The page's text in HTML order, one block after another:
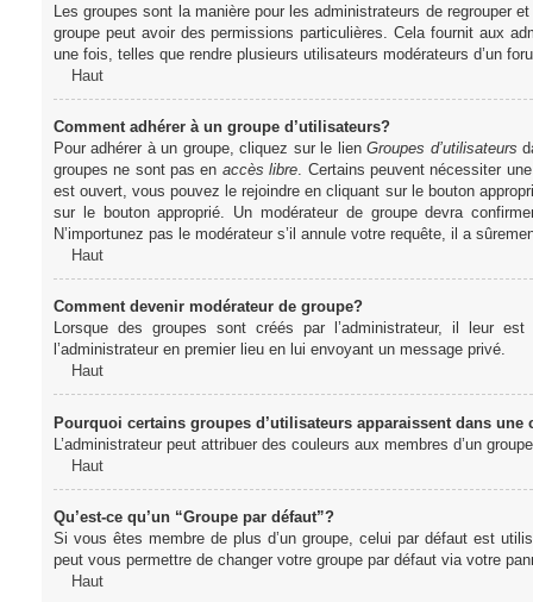
Les groupes sont la manière pour les administrateurs de regrouper
groupe peut avoir des permissions particulières. Cela fournit aux
une fois, telles que rendre plusieurs utilisateurs modérateurs d’un
Haut
Comment adhérer à un groupe d’utilisateurs?
Pour adhérer à un groupe, cliquez sur le lienGroupes d’utilisateurs
groupes ne sont pas en accès libre. Certains peuvent nécessiter
est ouvert, vous pouvez le rejoindre en cliquant sur le bouton
sur le bouton approprié. Un modérateur de groupe devra
N’importunez pas le modérateur s’il annule votre requête, il a
Haut
Comment devenir modérateur de groupe?
Lorsque des groupes sont créés par l’administrateur, il leur
l’administrateur en premier lieu en lui envoyant un message privé.
Haut
Pourquoi certains groupes d’utilisateurs apparaissent dans une
L’administrateur peut attribuer des couleurs aux membres d’un
Haut
Qu’est-ce qu’un “Groupe par défaut”?
Si vous êtes membre de plus d’un groupe, celui par défaut est
peut vous permettre de changer votre groupe par défaut via votre
Haut